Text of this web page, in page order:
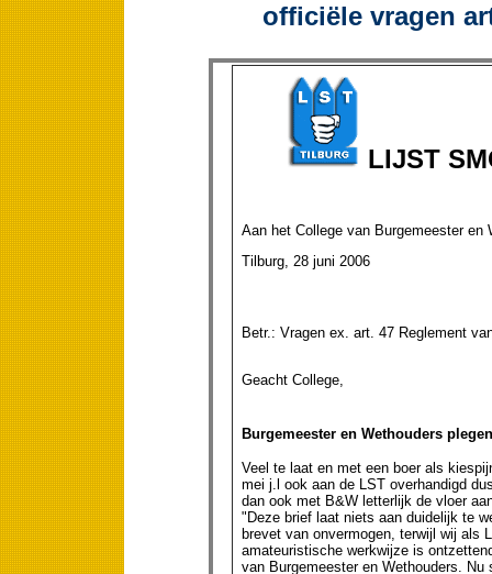
officiële vragen
LIJST
Aan het College van Burgemeester en
Tilburg, 28 juni 2006
Betr.: Vragen ex. art. 47 Reglement
Geacht College,
Burgemeester en Wethouders
Veel te laat en met een boer als
mei j.l ook aan de LST overhandigd
dan ook met B&W letterlijk de vloer
"Deze brief laat niets aan duidelijk te
brevet van onvermogen, terwijl wij als
amateuristische werkwijze is
van Burgemeester en Wethouders.